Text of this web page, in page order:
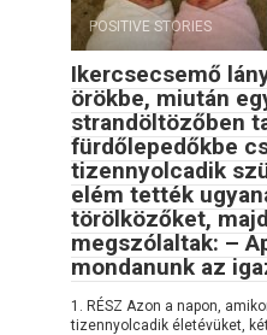
POSITIVE STORIES
Ikercsecsemő
örökbe, miután
strandöltözőben
fürdőlepedőkbe
tizennyolcadik
elém tették
törölközőket,
megszólaltak: –
mondanunk az
1. RÉSZ Azon a napon,
tizennyolcadik életévüket,